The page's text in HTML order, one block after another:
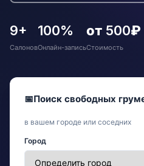
9+
Салонов
100%
Онлайн-запись
от 500₽
Стоимость
📅Поиск свободных
в вашем городе или соседних
Город